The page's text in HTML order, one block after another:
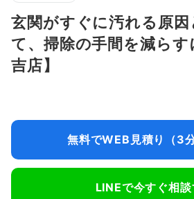
玄関がすぐに汚れる原因
て、掃除の手間を減らす
吉店】
無料でWEB見積り（3分
LINEで今すぐ相談